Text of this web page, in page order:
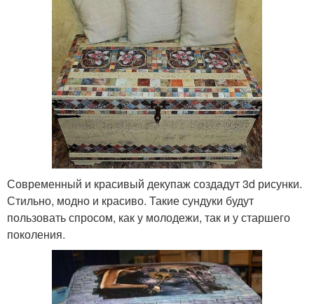
Современный и красивый декупаж создадут 3d рисунки.
Стильно, модно и красиво. Такие сундуки будут
пользовать спросом, как у молодежи, так и у старшего
поколения.